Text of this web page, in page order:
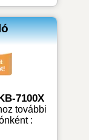
7100X
további
: